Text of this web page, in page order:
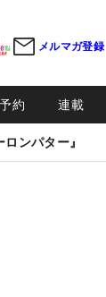
メルマガ登録
約 連載
ンパター』